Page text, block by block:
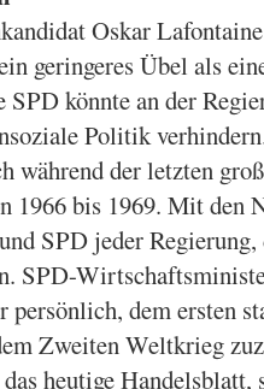
Oskar
geringeres Übel als
SPD könnte an der
Politik
während der letzten
1966 bis 1969. Mit den
SPD jeder Regierung,
SPD-
persönlich, dem ersten
Zweiten Weltkrieg
heutige Handelsblatt,